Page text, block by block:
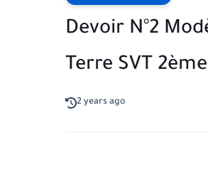
Devoir N°2
Terre SVT
2 years ago